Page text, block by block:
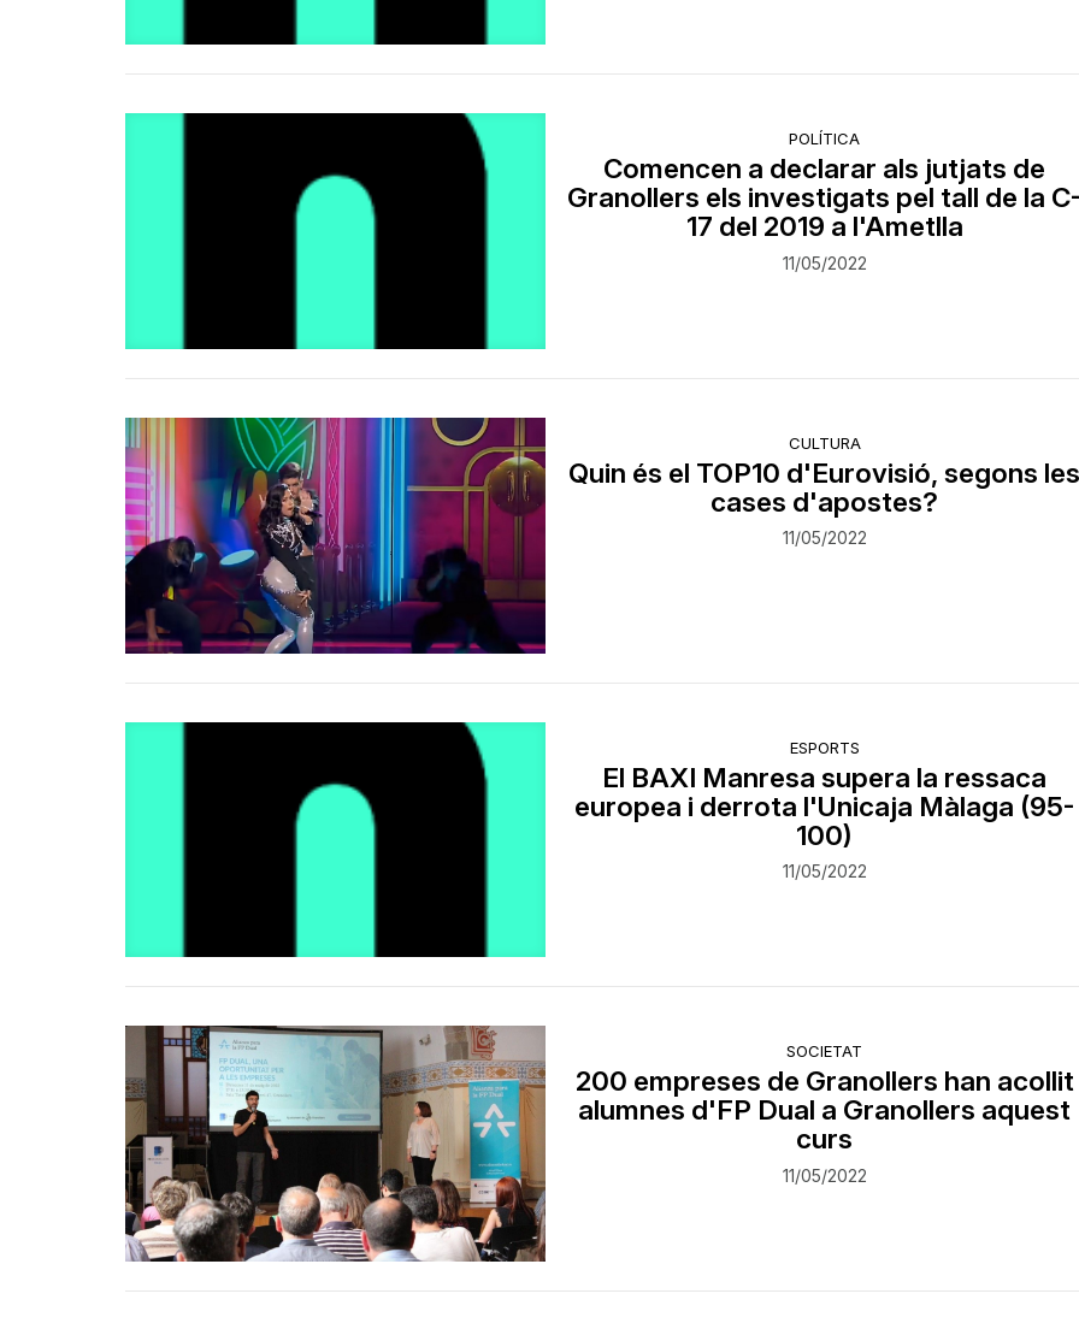
POLÍTICA
Comencen a declarar als jutjats de
Granollers els investigats pel tall de la
17 del 2019 a l'Ametlla
11/05/2022
CULTURA
Quin és el TOP10 d'Eurovisió, segons
cases d'apostes?
11/05/2022
ESPORTS
El BAXI Manresa supera la ressaca
europea i derrota l'Unicaja Màlaga (95-
100)
11/05/2022
SOCIETAT
200 empreses de Granollers han acollit
alumnes d'FP Dual a Granollers aquest
curs
11/05/2022